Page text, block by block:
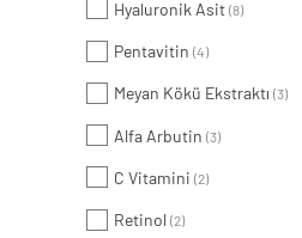
Hyaluronik Asit (8)
Pentavitin (4)
Meyan Kökü Ekstraktı (3)
Alfa Arbutin (3)
C Vitamini (2)
Retinol (2)